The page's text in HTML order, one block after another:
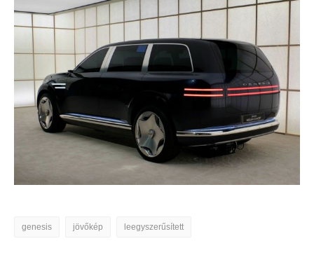
genesis jövőkép leegyszerűsített